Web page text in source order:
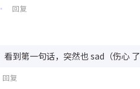
• 回复
到第一句话，突然也 sad（伤心 了
回复